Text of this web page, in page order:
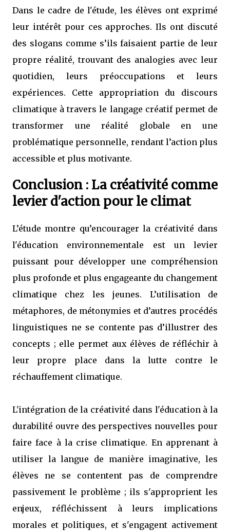
Dans le cadre de l'étude, les élèves ont exprimé
leur intérêt pour ces approches. Ils ont discuté
des slogans comme s’ils faisaient partie de leur
propre réalité, trouvant des analogies avec leur
quotidien, leurs préoccupations et leurs
expériences. Cette appropriation du discours
climatique à travers le langage créatif permet de
transformer une réalité globale en une
problématique personnelle, rendant l’action plus
accessible et plus motivante.
Conclusion : La créativité comme
levier d'action pour le climat
L’étude montre qu’encourager la créativité dans
l'éducation environnementale est un levier
puissant pour développer une compréhension
plus profonde et plus engageante du changement
climatique chez les jeunes. L’utilisation de
métaphores, de métonymies et d’autres procédés
linguistiques ne se contente pas d’illustrer des
concepts ; elle permet aux élèves de réfléchir à
leur propre place dans la lutte contre le
réchauffement climatique.
L'intégration de la créativité dans l'éducation à la
durabilité ouvre des perspectives nouvelles pour
faire face à la crise climatique. En apprenant à
utiliser la langue de manière imaginative, les
élèves ne se contentent pas de comprendre
passivement le problème ; ils s'approprient les
enjeux, réfléchissent à leurs implications
morales et politiques, et s'engagent activement